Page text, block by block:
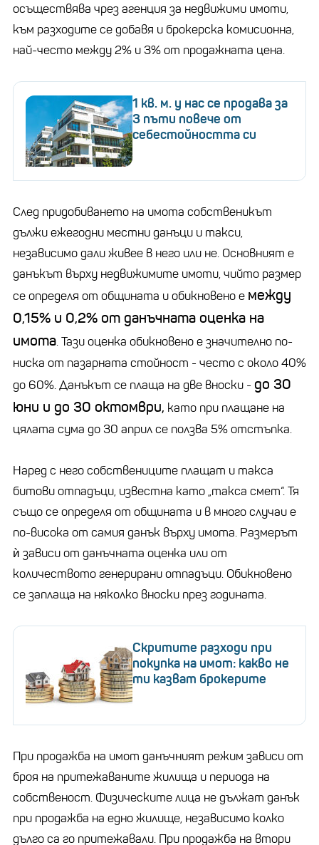
осъществява чрез агенция за недвижими имоти,
към разходите се добавя и брокерска комисионна,
най-често между 2% и 3% от продажната цена.
1 кв. м. у нас се продава за
3 пъти повече от
себестойността си
След придобиването на имота собственикът
дължи ежегодни местни данъци и такси,
независимо дали живее в него или не. Основният е
данъкът върху недвижимите имоти, чийто размер
се определя от общината и обикновено е между
0,15% и 0,2% от данъчната оценка на
имота. Тази оценка обикновено е значително по-
ниска от пазарната стойност - често с около 40%
до 60%. Данъкът се плаща на две вноски - до 30
юни и до 30 октомври, като при плащане на
цялата сума до 30 април се ползва 5% отстъпка.
Наред с него собствениците плащат и такса
битови отпадъци, известна като „такса смет“. Тя
също се определя от общината и в много случаи е
по-висока от самия данък върху имота. Размерът
ѝ зависи от данъчната оценка или от
количеството генерирани отпадъци. Обикновено
се заплаща на няколко вноски през годината.
Скритите разходи при
покупка на имот: какво не
ти казват брокерите
При продажба на имот данъчният режим зависи от
броя на притежаваните жилища и периода на
собственост. Физическите лица не дължат данък
при продажба на едно жилище, независимо колко
дълго са го притежавали. При продажба на втори